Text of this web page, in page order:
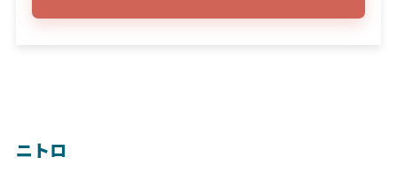
ニトロ